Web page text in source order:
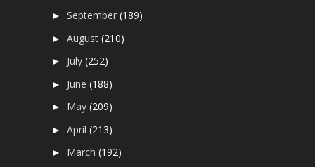
►September(189)
►August(210)
► July(252)
► June(188)
► May(209)
►April(213)
► March(192)